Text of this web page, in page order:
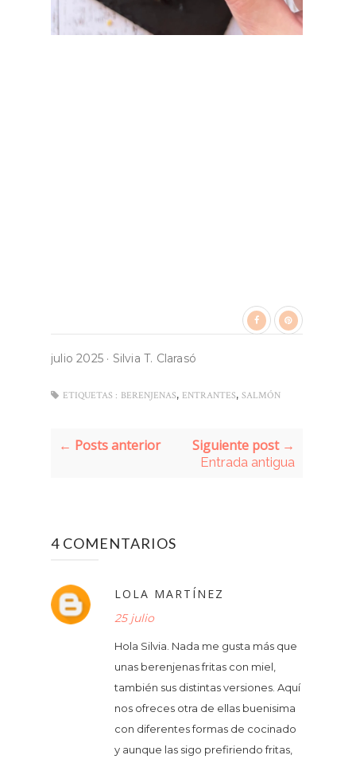
julio 2025 · Silvia T. Clarasó
ETIQUETAS : BERENJENAS, ENTRANTES, SALMÓN
← Posts anterior Siguiente post →
Entrada antigua
4 COMENTARIOS
LOLA MARTÍNEZ
25 julio
Hola Silvia. Nada me gusta más que
unas berenjenas fritas con miel,
también sus distintas versiones. Aquí
nos ofreces otra de ellas buenisima
con diferentes formas de cocinado
y aunque las sigo prefiriendo fritas,